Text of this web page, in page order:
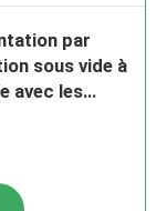
par
sous vide à
avec les